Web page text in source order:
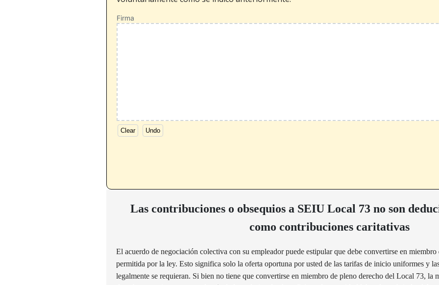
Firma
Clear Undo
Las contribuciones o obsequios a SEIU Local 73 no son
como contribuciones caritativas
El acuerdo de negociación colectiva con su empleador puede estipular que debe convertirse en
permitida por la ley. Esto significa solo la oferta oportuna por usted de las tarifas de inicio uniformes y
legalmente se requieran. Si bien no tiene que convertirse en miembro de pleno derecho del Local 73, la